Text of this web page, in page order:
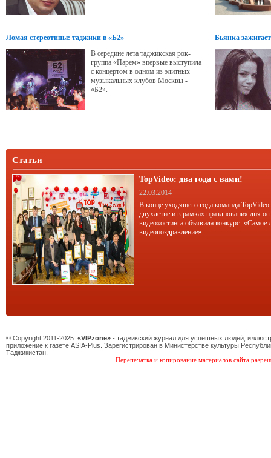
Ломая стереотипы: таджики в «Б2»
В середине лета таджикская рок-
группа «Парем» впервые выступила
с концертом в одном из элитных
музыкальных клубов Москвы -
«Б2».
Бьянка
Статьи
TopVideo: два года с вами!
22.03.2014
В конце уходящего года команда TopVideo
двухлетие и в рамках празднования дня
видеохостинга объявила конкурс -«Самое
видеопоздравление».
© Copyright 2011-2025. «VIPzone» - таджикский журнал для успешных людей,
приложение к газете ASIA-Plus. Зарегистрирован в Министерстве культуры
Таджикистан.
Перепечатка и копирование материалов сайта